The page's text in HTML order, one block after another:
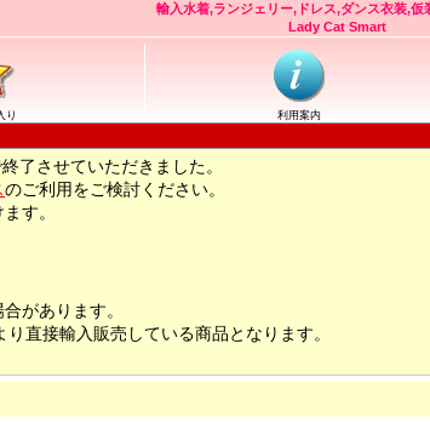
輸入水着,ランジェリー,ドレス,ダンス衣装,仮
Lady Cat Smart
り 利用案内
了させていただきました。
のご利用をご検討ください。
す。
があります。
直接輸入販売している商品となります。